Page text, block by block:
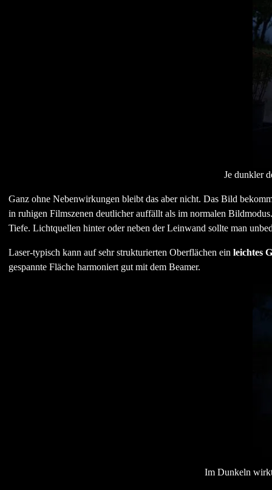
Je dunkler
Ganz ohne Nebenwirkungen bleibt das aber nicht. Das Bild
in ruhigen Filmszenen deutlicher auffällt als im normalen
Tiefe. Lichtquellen hinter oder neben der Leinwand sollte man
Laser-typisch kann auf sehr strukturierten Oberflächen ein leichtes
gespannte Fläche harmoniert gut mit dem Beamer.
Im Dunkeln